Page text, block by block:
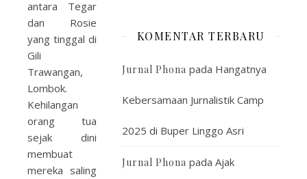
antara Tegar
dan Rosie
yang tinggal di
Gili
Trawangan,
Lombok.
Kehilangan
orang tua
sejak dini
membuat
mereka saling
KOMENTAR TERBARU
Jurnal Phona pada Hangatnya
Kebersamaan Jurnalistik Camp
2025 di Buper Linggo Asri
Jurnal Phona pada Ajak